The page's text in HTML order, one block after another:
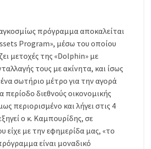
πρόγραμμα αποκαλείται
Program», μέσω του οποίου
μετοχές της «Dolphin» με
τους με ακίνητα, και ίσως
ένα σωτήριο μέτρο για την αγορά
περίοδο διεθνούς οικονομικής
περιορισμένο και λήγει στις 4
ο κ. Καμπουρίδης, σε
είχε με την εφημερίδα μας, «το
είναι μοναδικό